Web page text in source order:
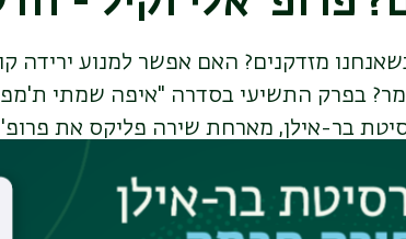
מזדקנים? האם אפשר למנוע ירידה
בפרק התשיעי בסדרה "איפה שמתי
בר-אילן, מארחת שירה פליקס את פרופ'
להאט תהליכי הזדקנות מוחית. פרופ' וקיל
התפתחויות המחקריות בתחום ועל איך